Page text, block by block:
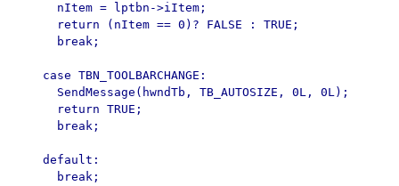
      nItem = lptbn->iItem;
      return (nItem == 0)? FALSE : TRUE;
      break;
    case TBN_TOOLBARCHANGE:
      SendMessage(hwndTb, TB_AUTOSIZE, 0L, 0L);
      return TRUE;
      break;
    default:
      break;